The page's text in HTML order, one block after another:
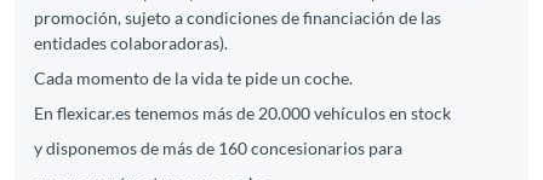
promoción, sujeto a condiciones de financiación de las
entidades colaboradoras).
Cada momento de la vida te pide un coche.
En flexicar.es tenemos más de 20.000 vehículos en stock
y disponemos de más de 160 concesionarios para